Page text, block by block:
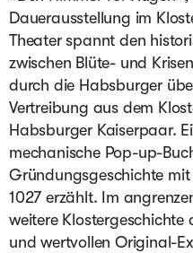
Dauerausstellung im
Theater spannt den
zwischen Blüte- und
durch die Habsburger
Vertreibung aus dem
Habsburger Kaiserpaar.
mechanische Pop-up-
Gründungsgeschichte
1027 erzählt. Im
weitere
und wertvollen Original-